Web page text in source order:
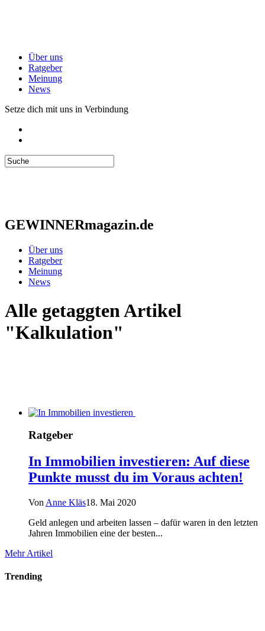
Über uns
Ratgeber
Meinung
News
Setze dich mit uns in Verbindung
GEWINNERmagazin.de
Über uns
Ratgeber
Meinung
News
Alle getaggten Artikel
"Kalkulation"
Ratgeber
In Immobilien investieren: Auf diese
Punkte musst du im Voraus achten!
Von Anne Kläs18. Mai 2020
Geld anlegen und arbeiten lassen – dafür waren in den letzten
Jahren Immobilien eine der besten...
Mehr Artikel
Trending